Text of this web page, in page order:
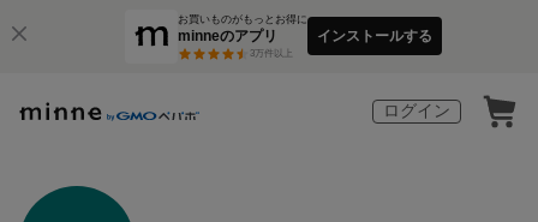
お買いものがもっとお得に
minneのアプリ
3万件以上
インストールする
ログイン